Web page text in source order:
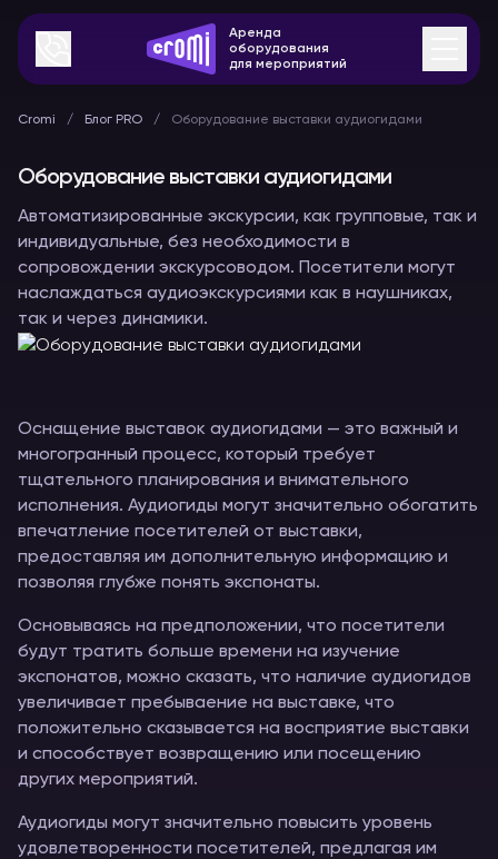
Аренда
оборудования
для мероприятий
Cromi Блог PRO Оборудование выставки аудиогидами
Оборудование выставки аудиогидами
Автоматизированные экскурсии, как групповые, так и
индивидуальные, без необходимости в
сопровождении экскурсоводом. Посетители могут
наслаждаться аудиоэкскурсиями как в наушниках,
так и через динамики.
Оснащение выставок аудиогидами — это важный и
многогранный процесс, который требует
тщательного планирования и внимательного
исполнения. Аудиогиды могут значительно обогатить
впечатление посетителей от выставки,
предоставляя им дополнительную информацию и
позволяя глубже понять экспонаты.
Основываясь на предположении, что посетители
будут тратить больше времени на изучение
экспонатов, можно сказать, что наличие аудиогидов
увеличивает пребываение на выставке, что
положительно сказывается на восприятие выставки
и способствует возвращению или посещению
других мероприятий.
Аудиогиды могут значительно повысить уровень
удовлетворенности посетителей, предлагая им